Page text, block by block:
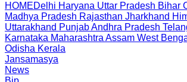
HOMEDelhi Haryana Uttar Pradesh Bihar
Madhya Pradesh Rajasthan Jharkhand
Uttarakhand PunjabAndhra Pradesh
Karnataka Maharashtra Assam West
Odisha Kerala
Jansamasya
News